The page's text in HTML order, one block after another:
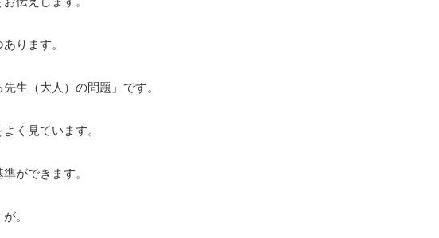
ります。
生（大人）の問題」です。
く見ています。
ができます。
。